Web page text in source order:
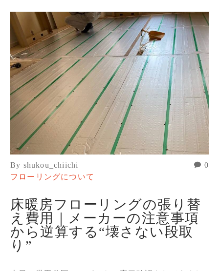
0
By shukou_chiichi
フローリングについて
床暖房フローリングの張り替
え費用｜メーカーの注意事項
から逆算する“壊さない段取
り”